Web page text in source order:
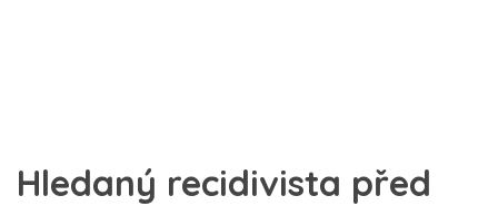
Hledaný recidivista před